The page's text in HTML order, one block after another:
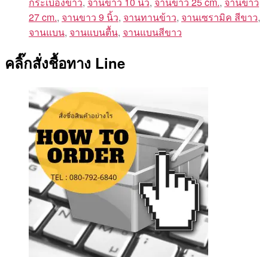
27 cm., จานขาว 9 นิ้ว, จานทานข้าว, จานเซรามิค สีขาว,
จานแบน, จานแบนตื้น, จานแบนสีขาว
คลิ๊กสั่งชื้อทาง Line